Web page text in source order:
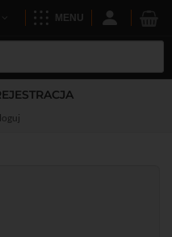
MENU